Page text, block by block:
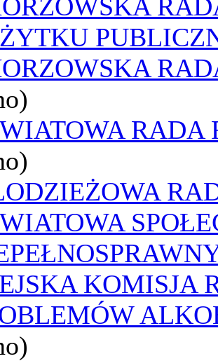
RADA
KOMISJA